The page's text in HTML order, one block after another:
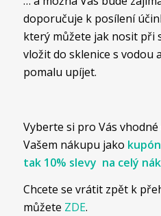
doporučuje k posílení
který můžete jak nosit při
vložit do sklenice s vodou
pomalu upíjet.
Vyberte si pro Vás
Vašem nákupu jako
tak 10% slevy na celý
Chcete se vrátit zpět k
můžete ZDE.